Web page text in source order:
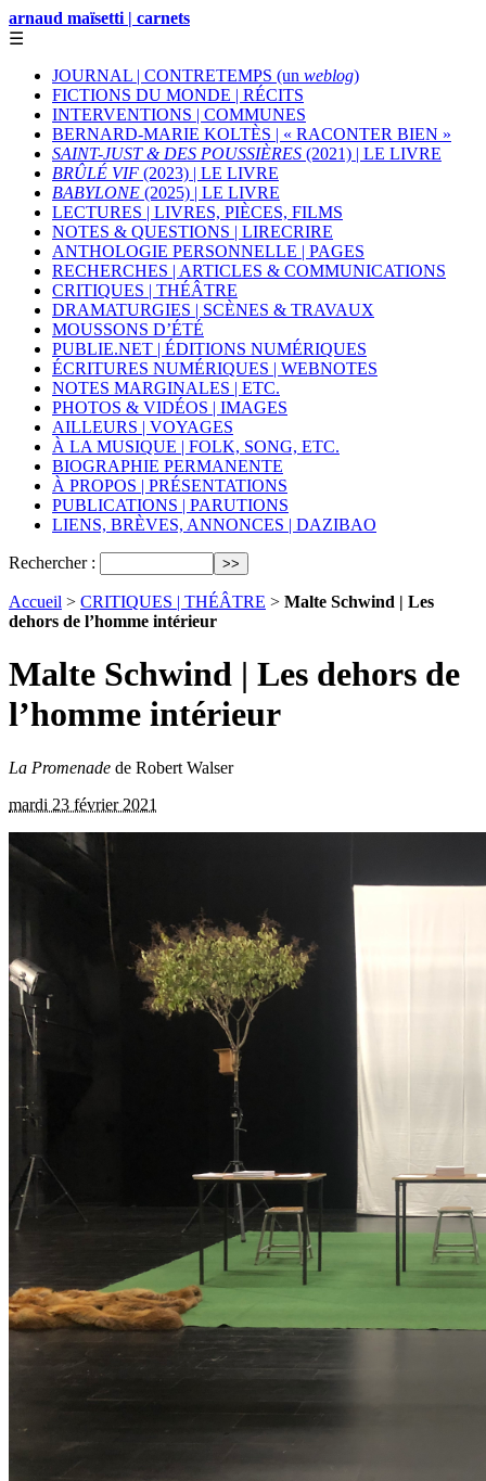
arnaud maïsetti | carnets
☰
JOURNAL | CONTRETEMPS (un weblog)
FICTIONS DU MONDE | RÉCITS
INTERVENTIONS | COMMUNES
BERNARD-MARIE KOLTÈS | « RACONTER BIEN »
SAINT-JUST & DES POUSSIÈRES (2021) | LE LIVRE
BRÛLÉ VIF (2023) | LE LIVRE
BABYLONE (2025) | LE LIVRE
LECTURES | LIVRES, PIÈCES, FILMS
NOTES & QUESTIONS | LIRECRIRE
ANTHOLOGIE PERSONNELLE | PAGES
RECHERCHES | ARTICLES & COMMUNICATIONS
CRITIQUES | THÉÂTRE
DRAMATURGIES | SCÈNES & TRAVAUX
MOUSSONS D’ÉTÉ
PUBLIE.NET | ÉDITIONS NUMÉRIQUES
ÉCRITURES NUMÉRIQUES | WEBNOTES
NOTES MARGINALES | ETC.
PHOTOS & VIDÉOS | IMAGES
AILLEURS | VOYAGES
À LA MUSIQUE | FOLK, SONG, ETC.
BIOGRAPHIE PERMANENTE
À PROPOS | PRÉSENTATIONS
PUBLICATIONS | PARUTIONS
LIENS, BRÈVES, ANNONCES | DAZIBAO
Rechercher :
Accueil > CRITIQUES | THÉÂTRE > Malte Schwind | Les
dehors de l’homme intérieur
Malte Schwind | Les dehors de
l’homme intérieur
La Promenade de Robert Walser
mardi 23 février 2021